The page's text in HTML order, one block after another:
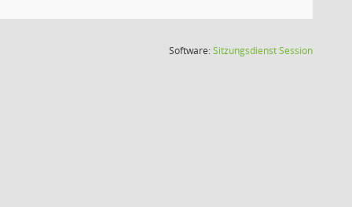
Software:SitzungsdienstSession(Wird in